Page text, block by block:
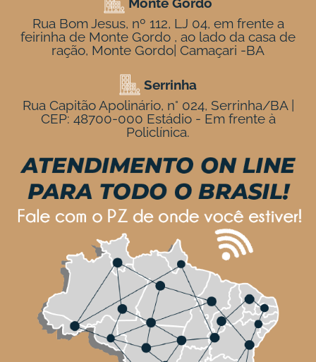
Rua Bom Jesus, nº 112, LJ 04, em frente a
feirinha de Monte Gordo , ao lado da casa de
ração, Monte Gordo| Camaçari -BA
Serrinha
Rua Capitão Apolinário, n° 024, Serrinha/BA |
CEP: 48700-000 Estádio - Em frente à
Policlínica.